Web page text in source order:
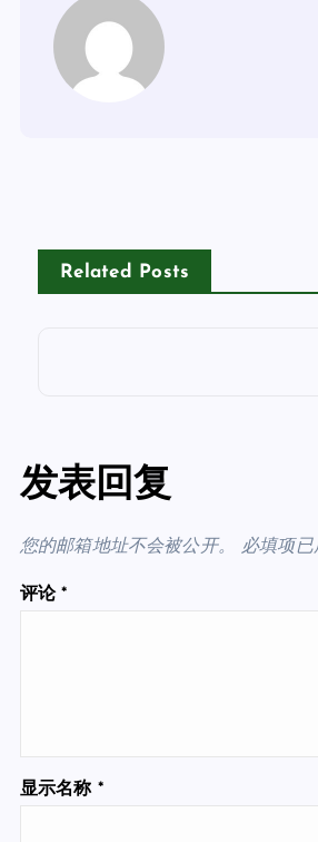
Related Posts
发表回复
您的邮箱地址不会被公开。 必填项已
评论*
显示名称 *